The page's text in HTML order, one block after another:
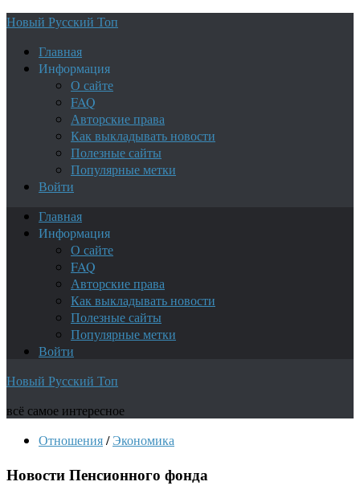
Новый Русский Топ
Главная
Информация
О сайте
FAQ
Авторские права
Как выкладывать новости
Полезные сайты
Популярные метки
Войти
Главная
Информация
О сайте
FAQ
Авторские права
Как выкладывать новости
Полезные сайты
Популярные метки
Войти
Новый Русский Топ
всё самое интересное
Отношения/ Экономика
Новости Пенсионного фонда